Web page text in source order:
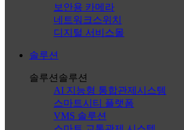
보안용 카메라
네트워크스위치
디지털 서비스몰
솔루션
솔루션 솔루션
AI 지능형 통합관제시스템
스마트시티 플랫폼
VMS 솔루션